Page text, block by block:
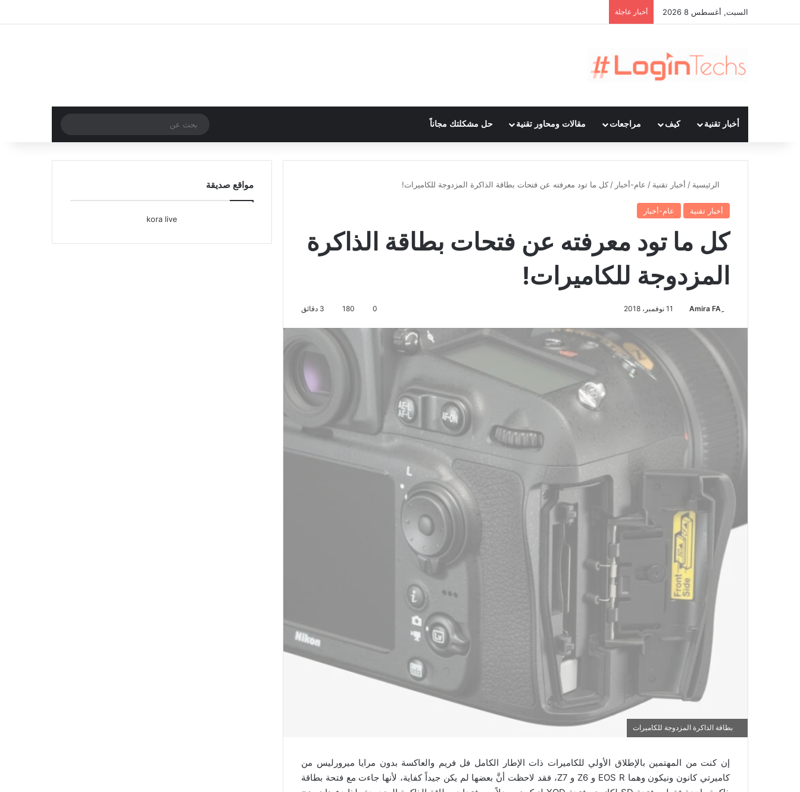
السبت, أغسطس 8 2026 أخبار عاجلة
أخبار تقنية كيف مراجعات مقالات ومحاور تقنية حل مشكلتك مجاناً
عن
الرئيسية / أخبار تقنية / عام-أخبار / كل ما تود معرفته عن فتحات بطاقة الذاكرة المزدوجة للكاميرات!
أخبار تقنية عام-أخبار
كل ما تود معرفته عن فتحات بطاقة الذاكرة
المزدوجة للكاميرات!
11 نوفمبر، 2018 0
180
بطاقة الذاكرة المزدوجة للكاميرات
إن كنت من المهتمين بالإطلاق الأولي للكاميرات ذات الإطار الكامل فل فريم والعاكسة بدون مرايا ميرورليس من
كاميرتي كانون ونيكون وهما EOS R و Z6 و Z7، فقد لاحظت أنَّ بعضها لم يكن جيداً كفاية، لأنها جاءت مع فتحة بطاقة
مواقع صديقة
kora live